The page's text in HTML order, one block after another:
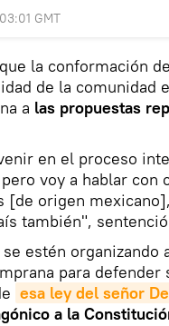
GMT
la conformación
de la comunidad
a las propuestas
en el proceso
voy a hablar con
[de origen
también",
estén organizando
para defender
esa ley del señor
a la